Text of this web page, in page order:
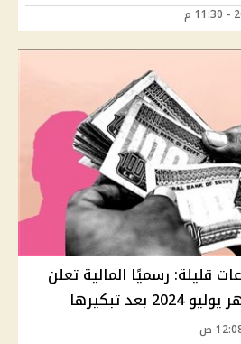
قليلة: رسميًا المالية تعلن
تبكيرها